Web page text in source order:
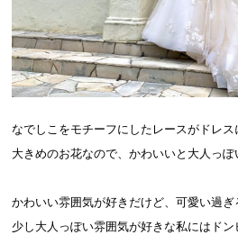
なでしこをモチーフにしたレースがドレ
大きめのお花なので、かわいいと大人っぽ
かわいい雰囲気が好きだけど、可愛い過ぎ
少し大人っぽい雰囲気が好きな私にはド